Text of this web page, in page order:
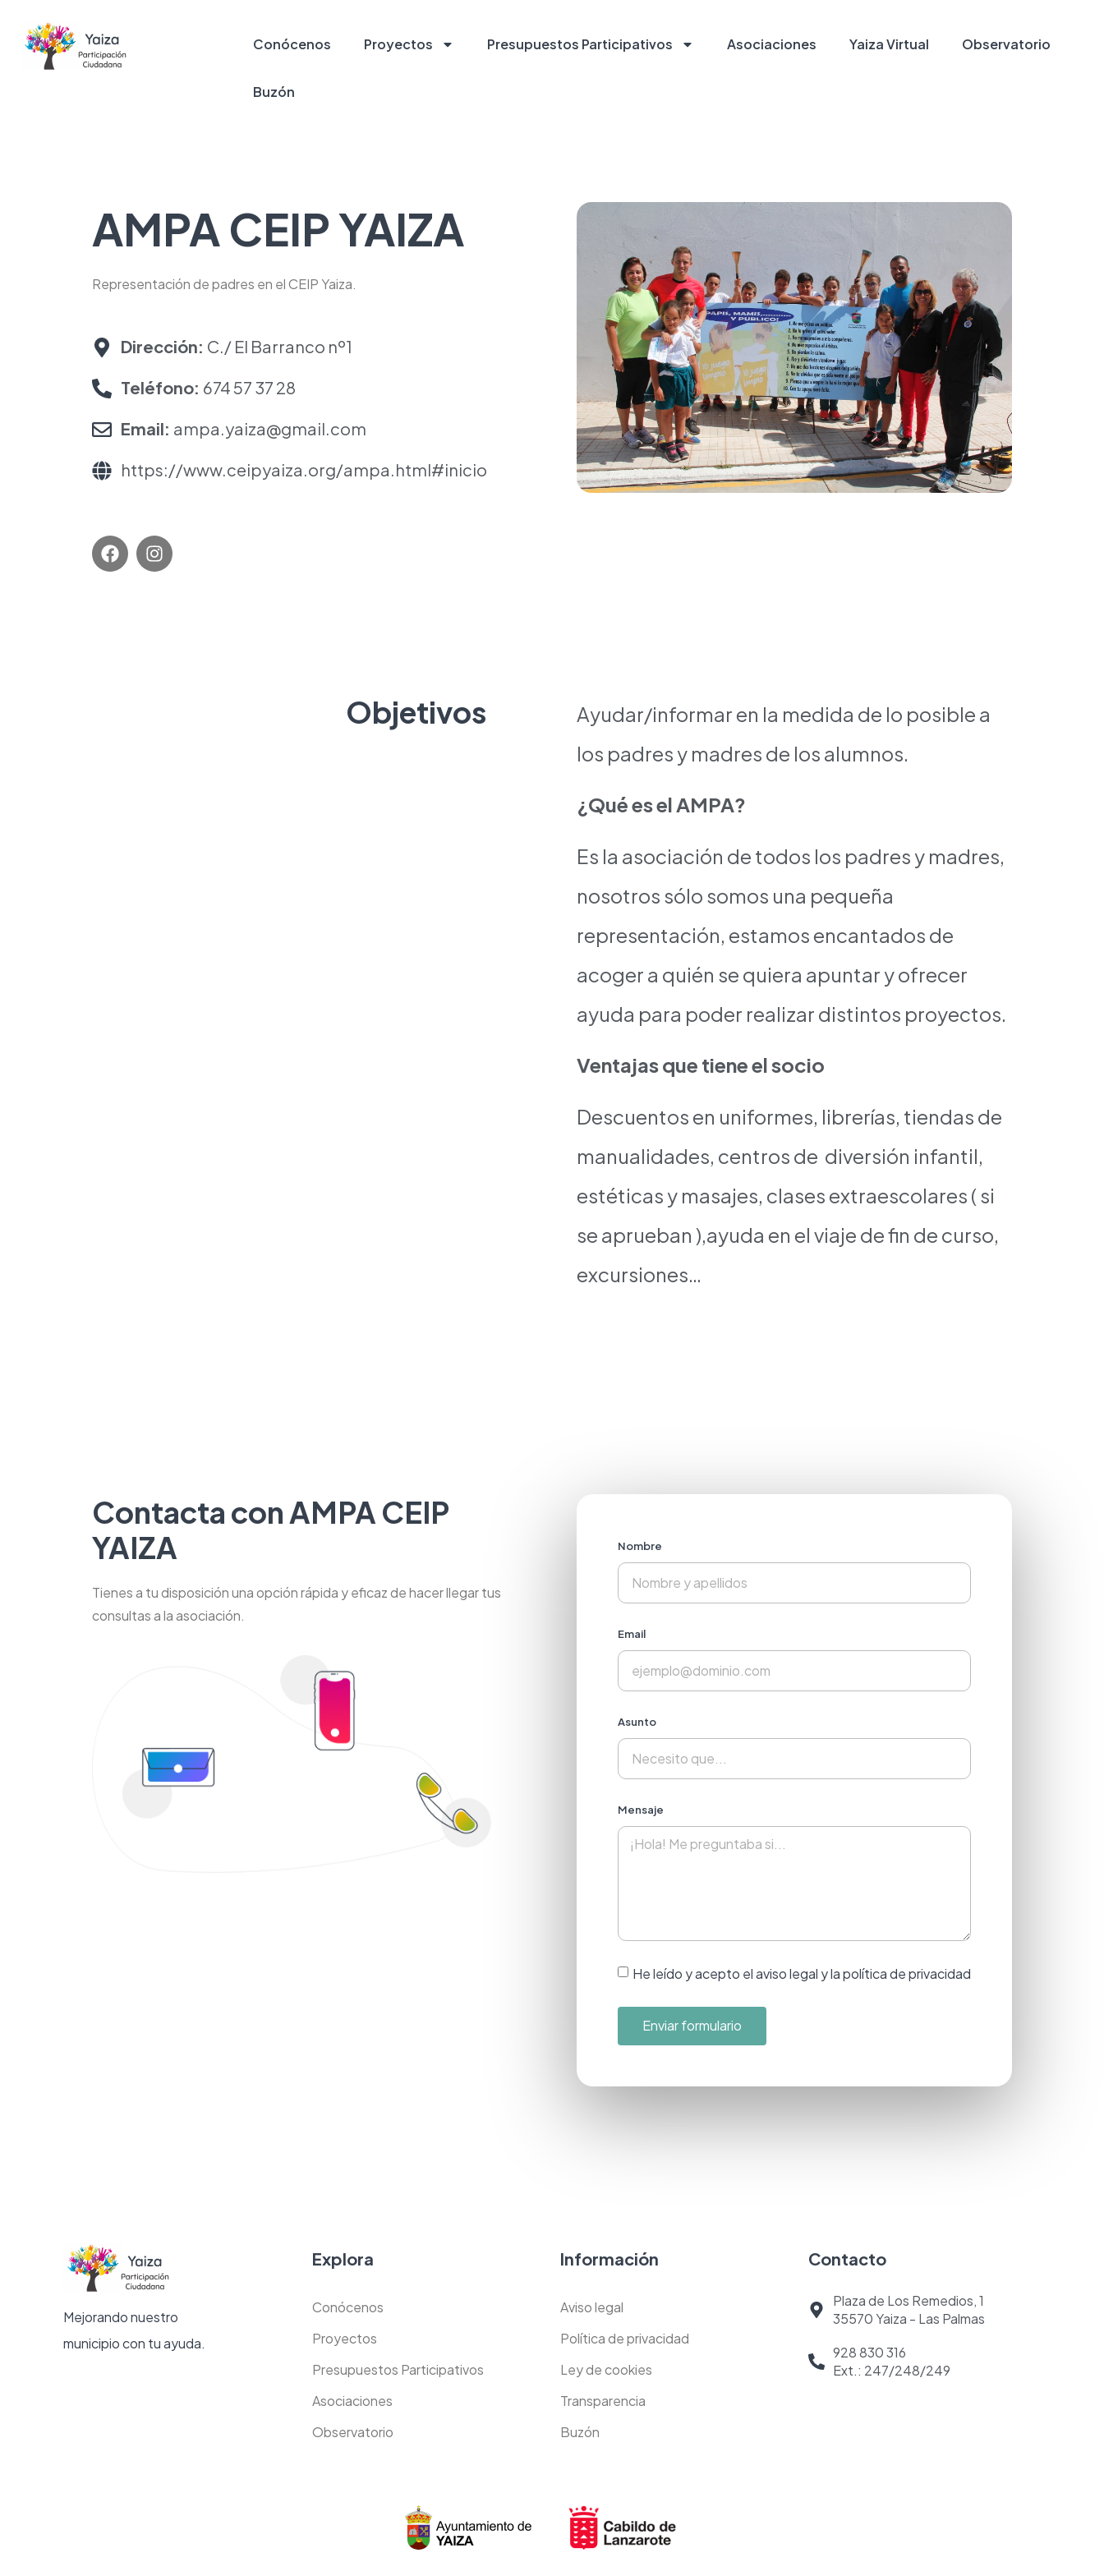
Conócenos Proyectos Presupuestos Participativos Asociaciones Yaiza Virtual Observatorio
Buzón
AMPA CEIP YAIZA
Representación de padres en el CEIP Yaiza.
Dirección: C./ El Barranco nº1
Teléfono: 674 57 37 28
Email: ampa.yaiza@gmail.com
https://www.ceipyaiza.org/ampa.html#inicio
Objetivos
Ayudar/informar en la medida de lo posible a
los padres y madres de los alumnos.
¿Qué es el AMPA?
Es la asociación de todos los padres y madres,
nosotros sólo somos una pequeña
representación, estamos encantados de
acoger a quién se quiera apuntar y ofrecer
ayuda para poder realizar distintos proyectos.
Ventajas que tiene el socio
Descuentos en uniformes, librerías, tiendas de
manualidades, centros de diversión infantil,
estéticas y masajes, clases extraescolares ( si
se aprueban ),ayuda en el viaje de fin de curso,
excursiones…
Contacta con AMPA CEIP
YAIZA
Tienes a tu disposición una opción rápida y eficaz de hacer llegar tus
consultas a la asociación.
Nombre
Email
Asunto
Mensaje
He leído y acepto el aviso legal y la política de privacidad
Enviar formulario
Mejorando nuestro
municipio con tu ayuda.
Explora
Conócenos
Proyectos
Presupuestos Participativos
Asociaciones
Observatorio
Información
Aviso legal
Política de privacidad
Ley de cookies
Transparencia
Buzón
Contacto
Plaza de Los Remedios, 1
35570 Yaiza - Las Palmas
928 830 316
Ext.: 247/248/249